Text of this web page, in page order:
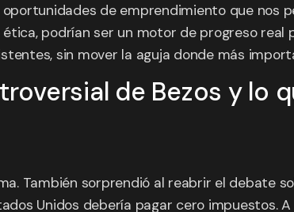
de emprendimiento que nos
podrían ser un motor de progreso real
sin mover la aguja donde más
de Bezos y lo
También sorprendió al reabrir el debate
Unidos debería pagar cero impuestos.